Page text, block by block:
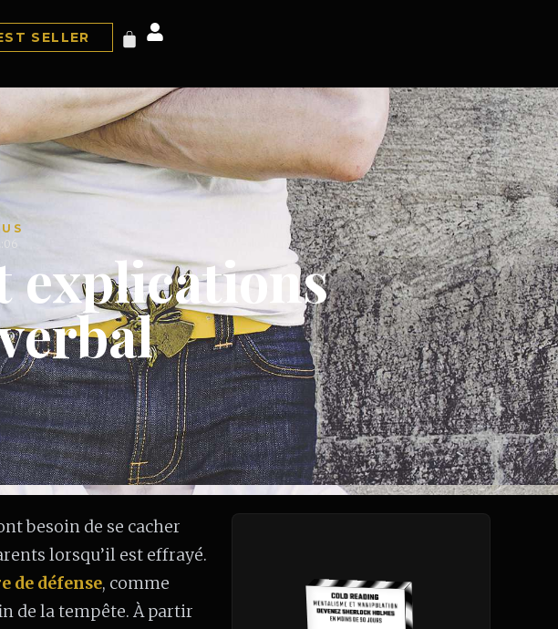
SELLER
explications
besoin de se cacher
lorsqu’il est effrayé.
de défense, comme
de la tempête. À partir